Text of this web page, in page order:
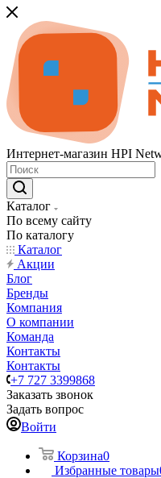
Интернет-магазин HPI
Каталог
По всему сайту
По каталогу
Каталог
Акции
Блог
Бренды
Компания
О компании
Команда
Контакты
Контакты
+7 727 3399868
Заказать звонок
Задать вопрос
Войти
Корзина0
Избранные товары